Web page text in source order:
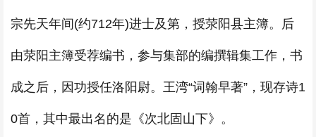
宗先天年间(约712年)进士及第，授荥阳县主簿。后
由荥阳主簿受荐编书，参与集部的编撰辑集工作，书
成之后，因功授任洛阳尉。王湾“词翰早著”，现存诗1
0首，其中最出名的是《次北固山下》。